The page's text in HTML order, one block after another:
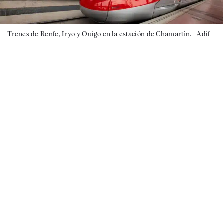
Trenes de Renfe, Iryo y Ouigo en la estación de Chamartín. | Adif